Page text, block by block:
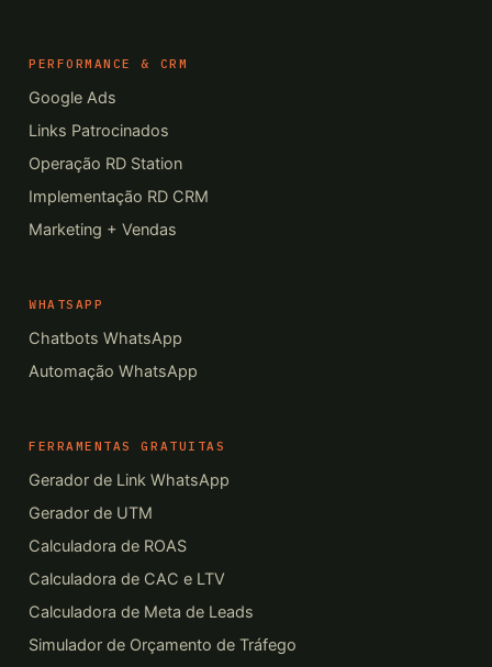
PERFORMANCE & CRM
Google Ads
Links Patrocinados
Operação RD Station
Implementação RD CRM
Marketing + Vendas
WHATSAPP
Chatbots WhatsApp
Automação WhatsApp
FERRAMENTAS GRATUITAS
Gerador de Link WhatsApp
Gerador de UTM
Calculadora de ROAS
Calculadora de CAC e LTV
Calculadora de Meta de Leads
Simulador de Orçamento de Tráfego